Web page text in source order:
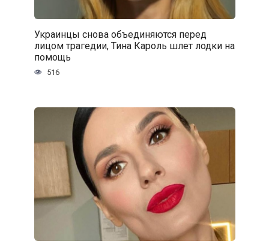
Украинцы снова объединяются перед
лицом трагедии, Тина Кароль шлет лодки на
помощь
516